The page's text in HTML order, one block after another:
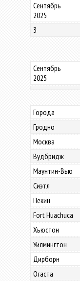
Сентябрь
2025
3
Сентябрь
2025
Города
Гродно
Москва
Вудбридж
Маунтин-Вью
Сиэтл
Пекин
Fort Huachuca
Хьюстон
Уилмингтон
Дирборн
Огаста